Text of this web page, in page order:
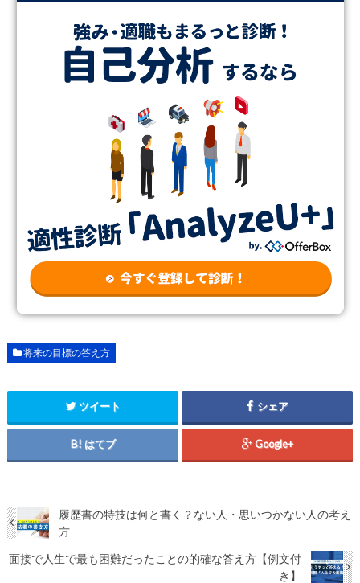
将来の目標の答え方
ツイート シェア
はてブ Google+
履歴書の特技は何と書く？ない人・思いつかない人の考え
方
面接で人生で最も困難だったことの的確な答え方【例文付
き】